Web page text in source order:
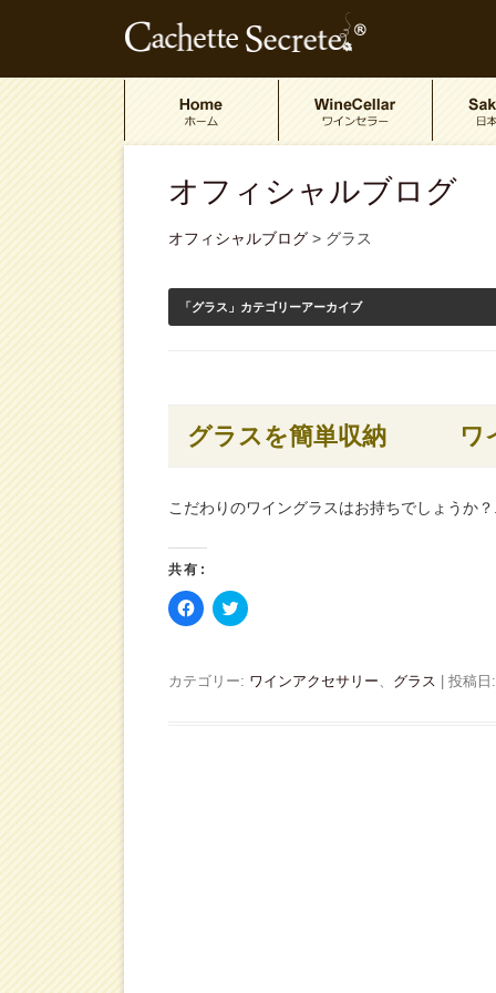
オフィシャルブログ
オフィシャルブログ > グラス
「グラス 」カテゴリーアーカイブ
グラスを簡単収納 ワイ
こだわりのワイングラスはお持ちでしょうか？
共有:
F
a
o
o
ク
リ
て
T
カテゴリー: ワインアクセサリー、 グラス | 投稿日: